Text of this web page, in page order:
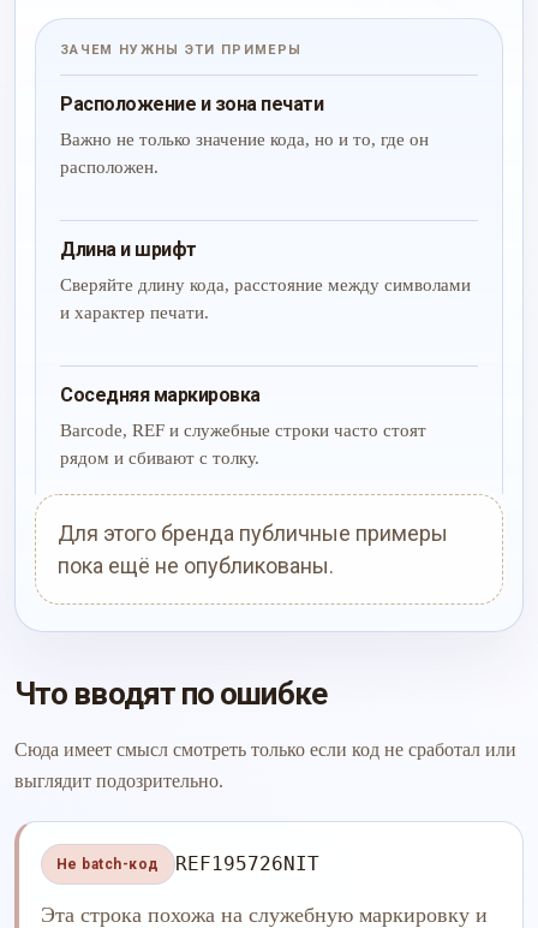
ЗАЧЕМ НУЖНЫ ЭТИ ПРИМЕРЫ
Расположение и зона печати
Важно не только значение кода, но и то, где он
расположен.
Длина и шрифт
Сверяйте длину кода, расстояние между символами
и характер печати.
Соседняя маркировка
Barcode, REF и служебные строки часто стоят
рядом и сбивают с толку.
Для этого бренда публичные примеры
пока ещё не опубликованы.
Что вводят по ошибке
Сюда имеет смысл смотреть только если код не сработал или
выглядит подозрительно.
Не batch-код REF195726NIT
Эта строка похожа на служебную маркировку и